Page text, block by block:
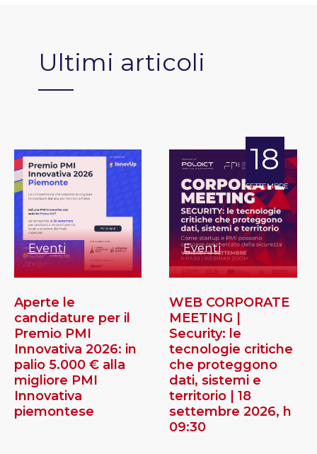
Ultimi articoli
Eventi
Aperte le
candidature per il
Premio PMI
Innovativa 2026: in
palio 5.000 € alla
migliore PMI
Innovativa
piemontese
18
SETTEMBRE
Eventi
WEB CORPORATE
MEETING |
Security: le
tecnologie critiche
che proteggono
dati, sistemi e
territorio | 18
settembre 2026, h
09:30